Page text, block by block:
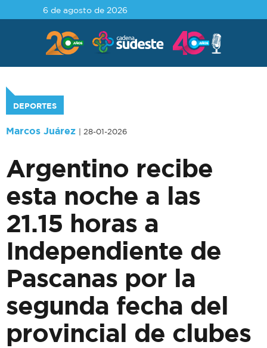
6 de agosto de 2026
DEPORTES
Marcos Juárez | 28-01-2026
Argentino recibe
esta noche a las
21.15 horas a
Independiente de
Pascanas por la
segunda fecha del
provincial de clubes